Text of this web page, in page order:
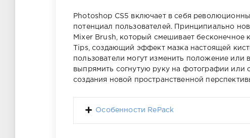
Photoshop CS5 включает в себя
потенциал пользователей. Принципиально
Mixer Brush, который смешивает бесконечное
Tips, создающий эффект мазка настоящей
пользователи могут изменить положение или
выпрямить согнутую руку на фотографии или
создания новой пространственной
Особенности RePack